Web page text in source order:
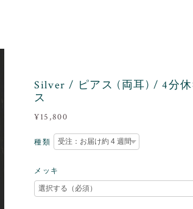
Silver / ピアス (両耳) / 4分
ス
¥15,800
種類
メッキ